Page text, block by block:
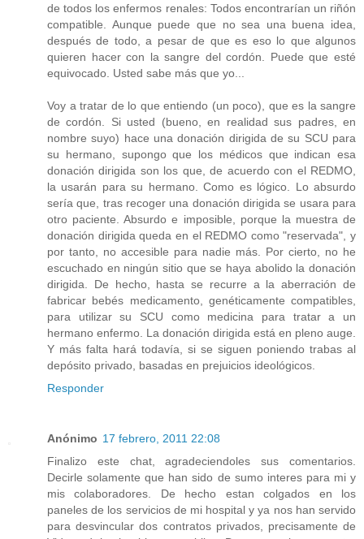
de todos los enfermos renales: Todos encontrarían un riñón
compatible. Aunque puede que no sea una buena idea,
después de todo, a pesar de que es eso lo que algunos
quieren hacer con la sangre del cordón. Puede que esté
equivocado. Usted sabe más que yo...
Voy a tratar de lo que entiendo (un poco), que es la sangre
de cordón. Si usted (bueno, en realidad sus padres, en
nombre suyo) hace una donación dirigida de su SCU para
su hermano, supongo que los médicos que indican esa
donación dirigida son los que, de acuerdo con el REDMO,
la usarán para su hermano. Como es lógico. Lo absurdo
sería que, tras recoger una donación dirigida se usara para
otro paciente. Absurdo e imposible, porque la muestra de
donación dirigida queda en el REDMO como "reservada", y
por tanto, no accesible para nadie más. Por cierto, no he
escuchado en ningún sitio que se haya abolido la donación
dirigida. De hecho, hasta se recurre a la aberración de
fabricar bebés medicamento, genéticamente compatibles,
para utilizar su SCU como medicina para tratar a un
hermano enfermo. La donación dirigida está en pleno auge.
Y más falta hará todavía, si se siguen poniendo trabas al
depósito privado, basadas en prejuicios ideológicos.
Responder
Anónimo 17 febrero, 2011 22:08
Finalizo este chat, agradeciendoles sus comentarios.
Decirle solamente que han sido de sumo interes para mi y
mis colaboradores. De hecho estan colgados en los
paneles de los servicios de mi hospital y ya nos han servido
para desvincular dos contratos privados, precisamente de